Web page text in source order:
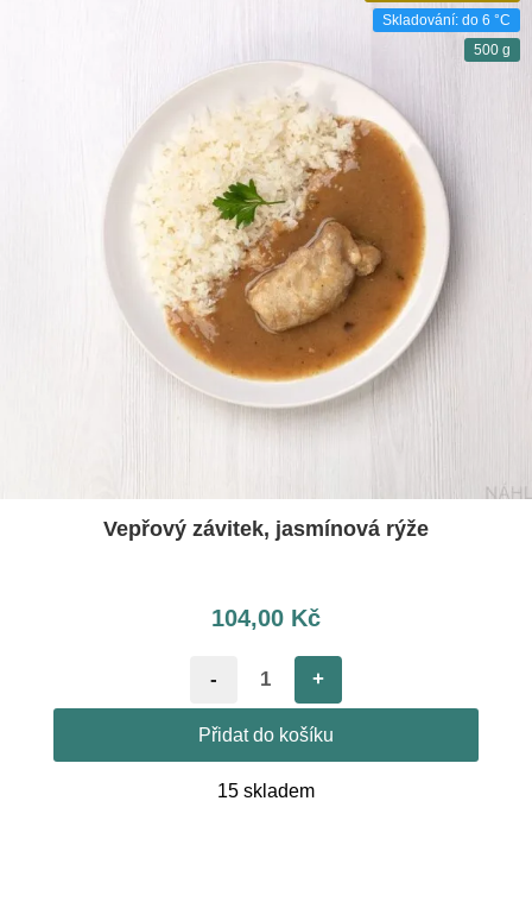
Skladování: do 6 °C
500 g
Vepřový závitek, jasmínová rýže
104,00 Kč
- +
Přidat do košíku
15 skladem